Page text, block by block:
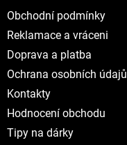
Obchodní podmínky
Reklamace a vráceni
Doprava a platba
Ochrana osobních údajů
Kontakty
Hodnocení obchodu
Tipy na dárky